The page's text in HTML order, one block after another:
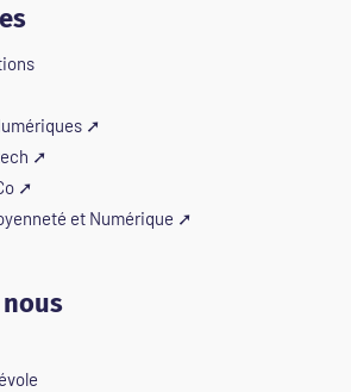
➚
➚
➚
et Numérique ➚